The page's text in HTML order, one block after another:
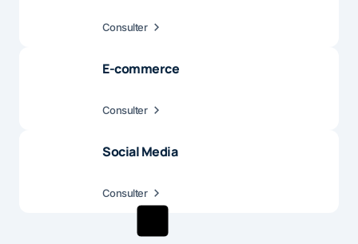
Consulter
E-commerce
Consulter
Social Media
Consulter